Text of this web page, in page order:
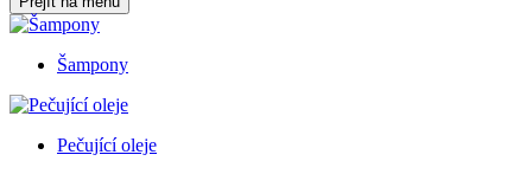
Šampony
Pečující oleje